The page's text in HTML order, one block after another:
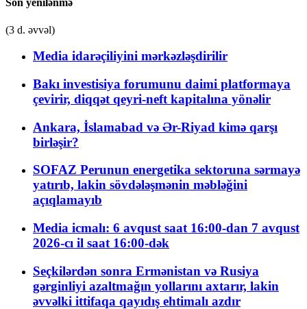
Son yenilənmə
(3 d. əvvəl)
Media idarəçiliyini mərkəzləşdirilir
Bakı investisiya forumunu daimi platformaya
çevirir, diqqət qeyri-neft kapitalına yönəlir
Ankara, İslamabad və Ər-Riyad kimə qarşı
birləşir?
SOFAZ Perunun energetika sektoruna sərmayə
yatırıb, lakin sövdələşmənin məbləğini
açıqlamayıb
Media icmalı: 6 avqust saat 16:00-dan 7 avqust
2026-cı il saat 16:00-dək
Seçkilərdən sonra Ermənistan və Rusiya
gərginliyi azaltmağın yollarını axtarır, lakin
əvvəlki ittifaqa qayıdış ehtimalı azdır